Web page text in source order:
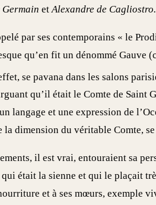
Germainet Alexandre de Cagliostro.
par ses contemporains « le
qu’en fit un dénommé Gauve
se pavana dans les salons
qu’il était le Comte de Saint
langage et une expression de
la dimension du véritable Comte,
il est vrai, entouraient sa
était la sienne et qui le plaçait
et à ses mœurs, exemple